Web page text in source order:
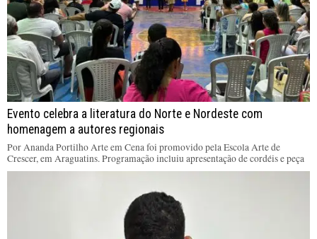
Evento celebra a literatura do Norte e Nordeste com
homenagem a autores regionais
Por Ananda Portilho Arte em Cena foi promovido pela Escola Arte de
Crescer, em Araguatins. Programação incluiu apresentação de cordéis e peça